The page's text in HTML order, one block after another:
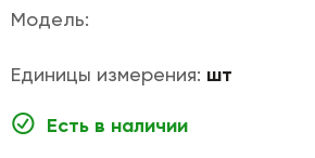
Модель:
Единицы измерения: шт
Есть в наличии